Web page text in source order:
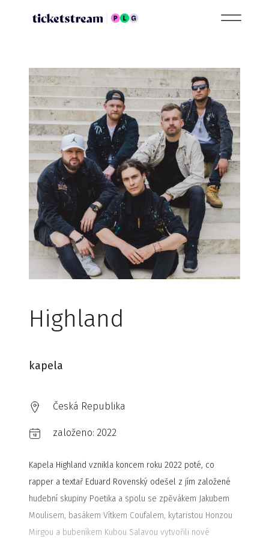
Highland
kapela
Česká Republika
založeno: 2022
Kapela Highland vznikla koncem roku 2022 poté, co
rapper a textař Eduard Rovenský odešel z jím založené
hudební skupiny Poetika a spolu se zpěvákem Jakubem
Moulisem, basákem Vítkem Coufalem, kytaristou Honzou
Mirgou a bubeníkem Kubou Salavou vytvořili nové